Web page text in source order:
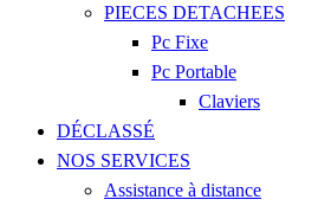
PIECES DETACHEES
Pc Fixe
Pc Portable
Claviers
DÉCLASSÉ
NOS SERVICES
Assistance à distance